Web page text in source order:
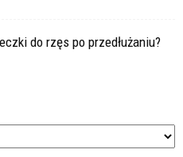
do rzęs po przedłużaniu?